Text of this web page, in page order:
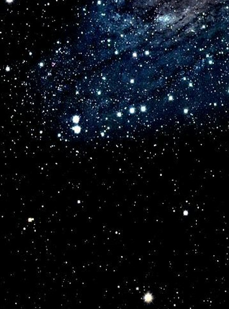
О, человек,  знай, пробужденье
Настигнет каждого из  нас, но лишь прозревшего
От  смерти  бренного  движенья…
Душа, блистание  твое в ночном  извечном
Маяк  и Память в  древнем роде, хранящие
Секрет златого Чисел ряда, Гармония  и связь
В структуре качественных  сил,  все -  лишь
Все - лишь игра  Творца  миров  во Благо
О,  Человек, твои  труды  сорвут  чадры  ночной
О, Свет  звезды, что светит нам
	Во веки, всюду, хоть незрим,
		Ты  странник мира, пилигрим,
			Искатель ты и Цель  векам!
Твой ум приучен к образам и звукам,
А в свете истин  только аромат...
Кружение мечты по гало-югам
И Безвременья вечный  звездный сад.
2.
Привязан ум и к первоцифрам счета,
К пространству и ко многим временам,
А в свете истин бесконечны  соты
Возможностей круженья по виткам.